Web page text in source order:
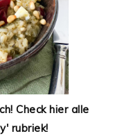
Check hier alle
rubriek!